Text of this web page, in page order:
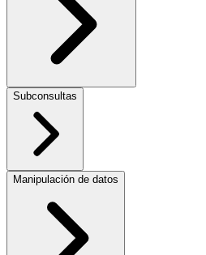
Subconsultas
Manipulación de datos